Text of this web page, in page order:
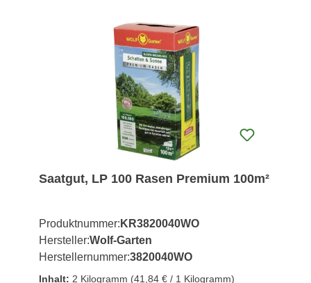
Saatgut, LP 100 Rasen Premium 100m²
Produktnummer: KR3820040WO
Hersteller:Wolf-Garten
Herstellernummer:3820040WO
Inhalt: 2 Kilogramm (41,84 € / 1 Kilogramm)